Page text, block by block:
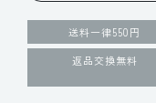
送料一律550円
返品交換無料